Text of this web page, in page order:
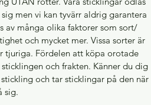
men vi kan tyvärr aldrig garantera
av många olika faktorer som sort/
och mycket mer. Vissa sorter är
tjuriga. Fördelen att köpa orotade
och frakten. Känner du dig
och tar sticklingar på den när
sig.